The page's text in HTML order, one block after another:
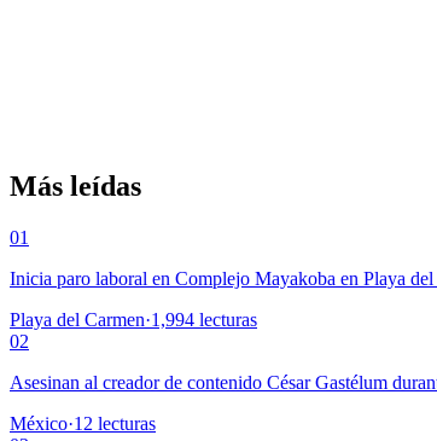
Más leídas
01
Inicia paro laboral en Complejo Mayakoba en Playa del
Playa del Carmen·1,994 lecturas
02
Asesinan al creador de contenido César Gastélum
México·12 lecturas